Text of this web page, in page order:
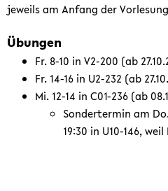
jeweils am Anfang der
Übungen
Fr. 8-10 in V2-200 (ab
Fr. 14-16 in U2-232 (ab
Mi. 12-14 in C01-236 (ab
Sondertermin am
19:30 in U10-146,